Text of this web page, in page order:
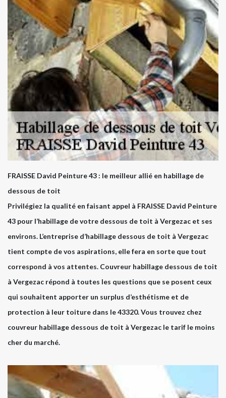
FRAISSE David Peinture 43 : le meilleur allié en habillage de
dessous de toit
Privilégiez la qualité en faisant appel à FRAISSE David Peinture
43 pour l’habillage de votre dessous de toit à Vergezac et ses
environs. L’entreprise d’habillage dessous de toit à Vergezac
tient compte de vos aspirations, elle fera en sorte que tout
correspond à vos attentes. Couvreur habillage dessous de toit
à Vergezac répond à toutes les questions que se posent ceux
qui souhaitent apporter un surplus d’esthétisme et de
protection à leur toiture dans le 43320. Vous trouvez chez
couvreur habillage dessous de toit à Vergezac le tarif le moins
cher du marché.